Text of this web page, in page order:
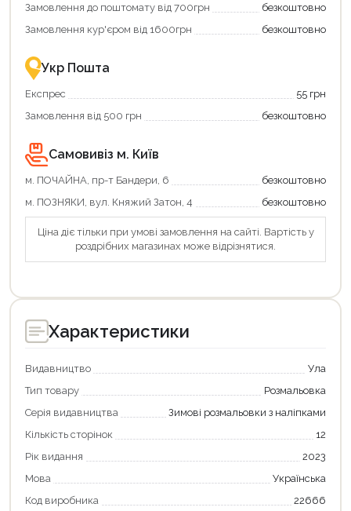
Замовлення до поштомату від 700грн
безкоштовно
Замовлення кур'єром від 1600грн
безкоштовно
Укр Пошта
Експрес
55 грн
Замовлення від 500 грн
безкоштовно
Самовивіз м. Київ
м. ПОЧАЙНА, пр-т Бандери, 6
безкоштовно
м. ПОЗНЯКИ, вул. Княжий Затон, 4
безкоштовно
Ціна діє тільки при умові замовлення на сайті. Вартість у
роздрібних магазинах може відрізнятися.
Характеристики
Видавництво
Ула
Тип товару
Розмальовка
Серія видавництва
Зимові розмальовки з наліпками
Кількість сторінок
12
Рік видання
2023
Мова
Українська
Код виробника
22666
Продовжити покупки